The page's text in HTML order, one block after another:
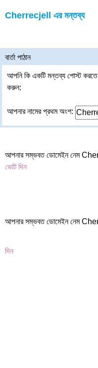
Cherrecjell এর মন্তব্য
বার্তা পাঠান
আপনি কি একটি মন্তব্য পোস্ট করতে
করুন:
আপনার নামের প্রথম অংশ:
আপনার সম্ভবত ডোমেইন নেম
ভোট দিন
আপনার সম্ভবত ডোমেইন নেম
দিন